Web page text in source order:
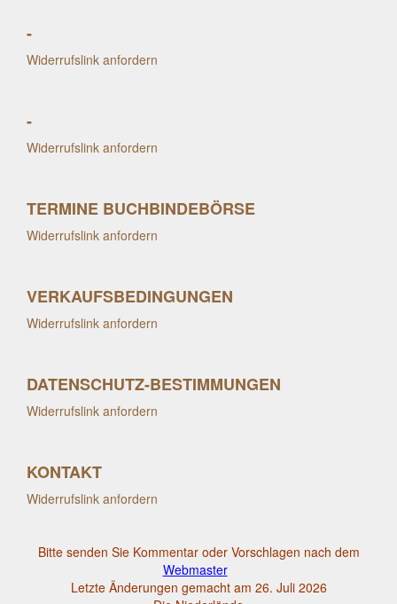
-
Widerrufslink anfordern
-
Widerrufslink anfordern
TERMINE BUCHBINDEBÖRSE
Widerrufslink anfordern
VERKAUFSBEDINGUNGEN
Widerrufslink anfordern
DATENSCHUTZ-BESTIMMUNGEN
Widerrufslink anfordern
KONTAKT
Widerrufslink anfordern
Bitte senden Sie Kommentar oder Vorschlagen nach dem
Webmaster
Letzte Änderungen gemacht am 26. Juli 2026